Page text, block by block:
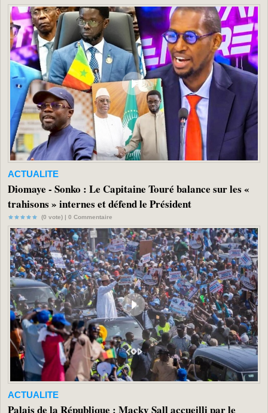
ACTUALITE
Diomaye - Sonko : Le Capitaine Touré balance sur les «
trahisons » internes et défend le Président
(0 vote) | 0 Commentaire
ACTUALITE
Palais de la République : Macky Sall accueilli par le